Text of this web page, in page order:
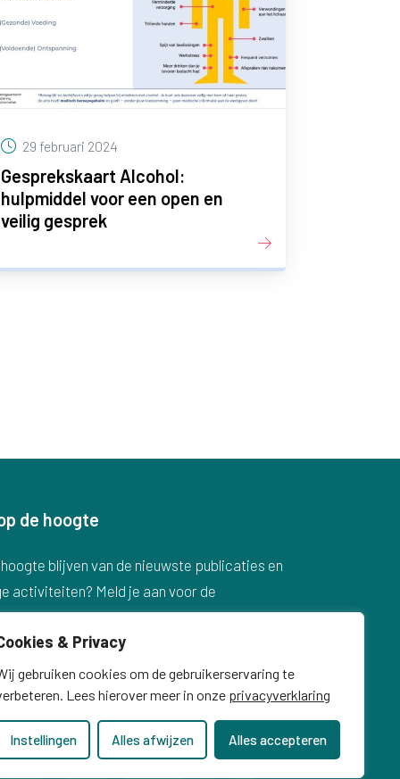
& Privacy
gebruiken cookies om de gebruikerservaring te
Lees hierover meer in onze privacyverklaring
Instellingen Alles afwijzen Alles accepteren
Gesprekskaart Alcohol:
hulpmiddel voor een open en
veilig gesprek
29 februari 2024
de hoogte
blijven van de nieuwste publicaties en
activiteiten? Meld je aan voor de
voor nieuwsbrief